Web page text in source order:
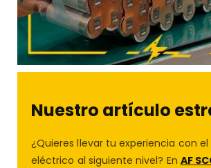
este modelo es la elección perfecta.
resistir el uso diario, es flexible,
compatible con el modeloEcoxtrem
guardabarros Ecoxtrem M41
Nuestro artículo
¿Quieres llevar tu experiencia con
eléctrico al siguiente nivel? En AF